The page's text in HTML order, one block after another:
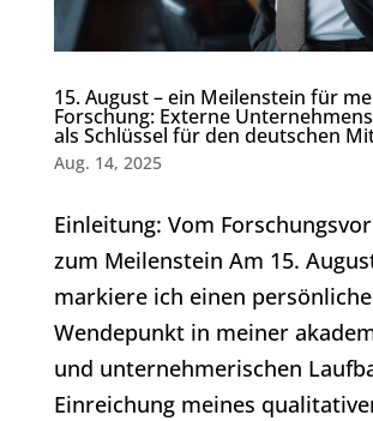
15. August – ein Meilenstein für
Forschung: Externe
als Schlüssel für den deutschen
Aug. 14, 2025
Einleitung: Vom
zum Meilenstein Am 15.
markiere ich einen
Wendepunkt in meiner
und unternehmerischen
Einreichung meines